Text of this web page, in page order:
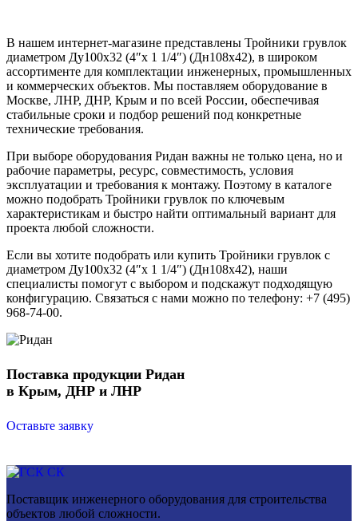
В нашем интернет-магазине представлены Тройники грувлок
диаметром Ду100х32 (4″х 1 1/4″) (Дн108х42), в широком
ассортименте для комплектации инженерных, промышленных
и коммерческих объектов. Мы поставляем оборудование в
Москве, ЛНР, ДНР, Крым и по всей России, обеспечивая
стабильные сроки и подбор решений под конкретные
технические требования.
При выборе оборудования Ридан важны не только цена, но и
рабочие параметры, ресурс, совместимость, условия
эксплуатации и требования к монтажу. Поэтому в каталоге
можно подобрать Тройники грувлок по ключевым
характеристикам и быстро найти оптимальный вариант для
проекта любой сложности.
Если вы хотите подобрать или купить Тройники грувлок с
диаметром Ду100х32 (4″х 1 1/4″) (Дн108х42), наши
специалисты помогут с выбором и подскажут подходящую
конфигурацию. Связаться с нами можно по телефону: +7 (495)
968-74-00.
Поставка продукции Ридан
в Крым, ДНР и ЛНР
Оставьте заявку
Поставщик инженерного оборудования для строительства
объектов любой сложности.